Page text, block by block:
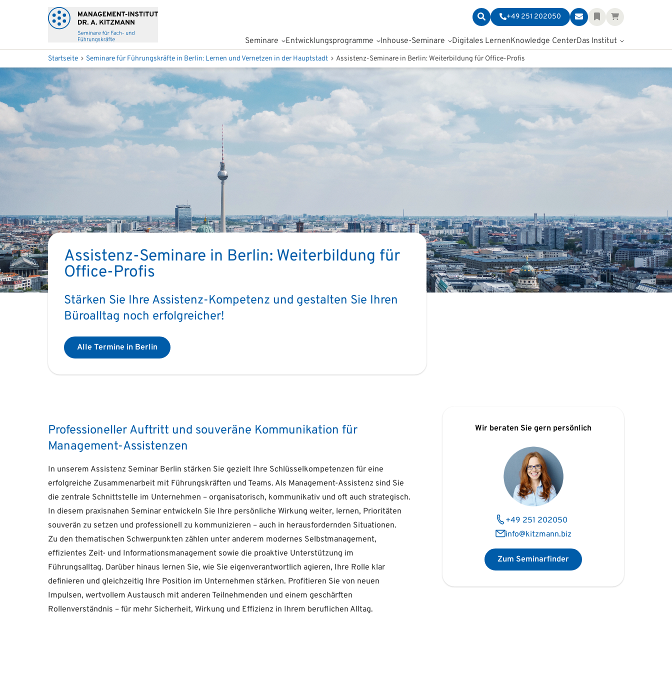
+49 251 202050
Seminare Entwicklungsprogramme Inhouse-Seminare Digitales LernenKnowledge CenterDas Institut
Startseite Seminare für Führungskräfte in Berlin: Lernen und Vernetzen in der Hauptstadt Assistenz-Seminare in Berlin: Weiterbildung für Office-Profis
Assistenz-Seminare in Berlin: Weiterbildung für
Office-Profis
Stärken Sie Ihre Assistenz-Kompetenz und gestalten Sie Ihren
Büroalltag noch erfolgreicher!
Alle Termine in Berlin
Professioneller Auftritt und souveräne Kommunikation für
Management-Assistenzen
In unserem Assistenz Seminar Berlin stärken Sie gezielt Ihre Schlüsselkompetenzen für eine
erfolgreiche Zusammenarbeit mit Führungskräften und Teams. Als Management-Assistenz sind Sie
die zentrale Schnittstelle im Unternehmen – organisatorisch, kommunikativ und oft auch strategisch.
In diesem praxisnahen Seminar entwickeln Sie Ihre persönliche Wirkung weiter, lernen, Prioritäten
souverän zu setzen und professionell zu kommunizieren – auch in herausfordernden Situationen.
Zu den thematischen Schwerpunkten zählen unter anderem modernes Selbstmanagement,
effizientes Zeit- und Informationsmanagement sowie die proaktive Unterstützung im
Führungsalltag. Darüber hinaus lernen Sie, wie Sie eigenverantwortlich agieren, Ihre Rolle klar
definieren und gleichzeitig Ihre Position im Unternehmen stärken. Profitieren Sie von neuen
Impulsen, wertvollem Austausch mit anderen Teilnehmenden und einem geschärften
Rollenverständnis – für mehr Sicherheit, Wirkung und Effizienz in Ihrem beruflichen Alltag.
Wir beraten Sie gern persönlich
+49 251 202050
info@kitzmann.biz
Zum Seminarfinder